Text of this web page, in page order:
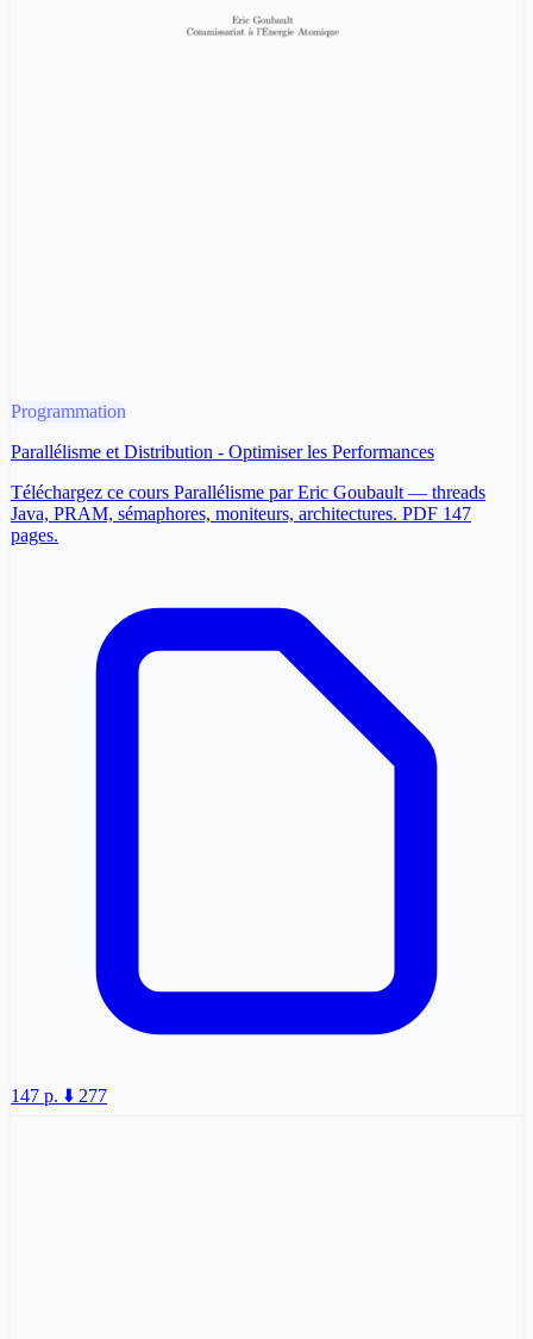
Programmation
Parallélisme et Distribution - Optimiser les Performances
Téléchargez ce cours Parallélisme par Eric Goubault — threads
Java, PRAM, sémaphores, moniteurs, architectures. PDF 147
pages.
147 p. ⬇️ 277